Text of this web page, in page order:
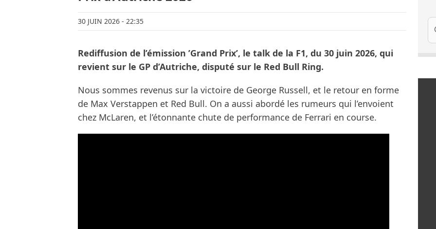
30 JUIN 2026 - 22:35
Rediffusion de l’émission ’Grand Prix’, le talk de la F1, du 30 juin 2026, qui
revient sur le GP d’Autriche, disputé sur le Red Bull Ring.
Nous sommes revenus sur la victoire de George Russell, et le retour en forme
de Max Verstappen et Red Bull. On a aussi abordé les rumeurs qui l’envoient
chez McLaren, et l’étonnante chute de performance de Ferrari en course.